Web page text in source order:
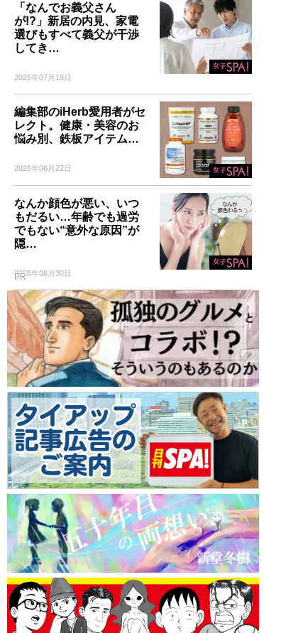
「なんでお義父さん
が!?」新居の内見、家電
選びもすべて義父が干渉
してき…
2026年07月19日
編集部のiHerb愛用者がセ
レクト。健康・美容のお
悩み別、鉄板アイテム…
2026年06月22日
なんか顔色が悪い、いつ
もだるい…年齢でも過労
でもない“意外な原因”が
隠…
2026年06月30日
PR